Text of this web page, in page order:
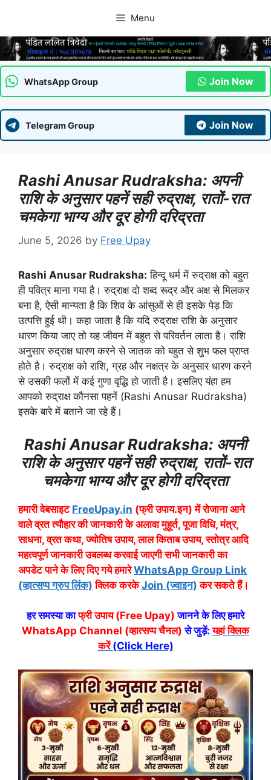
content
Menu
WhatsApp Group Join Now
Telegram Group Join Now
Rashi Anusar Rudraksha: अपनी
राशि के अनुसार पहनें सही रुद्राक्ष, रातों-रात
चमकेगा भाग्य और दूर होगी दरिद्रता
June 5, 2026 by Free Upay
Rashi Anusar Rudraksha: हिन्दू धर्म में रुद्राक्ष को बहुत
ही पवित्र माना गया है। रुद्राक्ष दो शब्द रूद्र और अक्ष से मिलकर
बना है, ऐसी मान्यता है कि शिव के आंसुओं से ही इसके पेड़ कि
उत्पत्ति हुई थी। कहा जाता है कि यदि रुद्राक्ष राशि के अनुसार
धारण किया जाए तो यह जीवन में बहुत से परिवर्तन लाता है। राशि
अनुसार रुद्राक्ष धारण करने से जातक को बहुत से शुभ फल प्राप्त
होते है। रुद्राक्ष को राशि, ग्रह और नक्षत्र के अनुसार धारण करने
से उसकी फलों में कई गुणा वृद्धि हो जाती है। इसलिए यंहा हम
आपको रुद्राक्ष कौनसा पहनें (Rashi Anusar Rudraksha)
इसके बारे में बताने जा रहे हैं।
Rashi Anusar Rudraksha: अपनी
राशि के अनुसार पहनें सही रुद्राक्ष, रातों-रात
चमकेगा भाग्य और दूर होगी दरिद्रता
हमारी वेबसाइट FreeUpay.in (फ्री उपाय.इन) में रोजाना आने
वाले व्रत त्यौहार की जानकारी के अलावा मुहूर्त, पूजा विधि, मंत्र,
साधना, व्रत कथा, ज्योतिष उपाय, लाल किताब उपाय, स्तोत्र आदि
महत्वपूर्ण जानकारी उबलब्ध करवाई जाएगी सभी जानकारी का
अपडेट पाने के लिए दिए गये हमारेWhatsApp Group Link
(व्हात्सप्प ग्रुप लिंक) क्लिक करकेJoin (ज्वाइन) कर सकते हैं।
हर समस्या काफ्री उपाय (Free Upay) जानने के लिए हमारे
WhatsApp Channel (व्हात्सप्प चैनल) से जुड़ें:यहां क्लिक
करें(Click Here)